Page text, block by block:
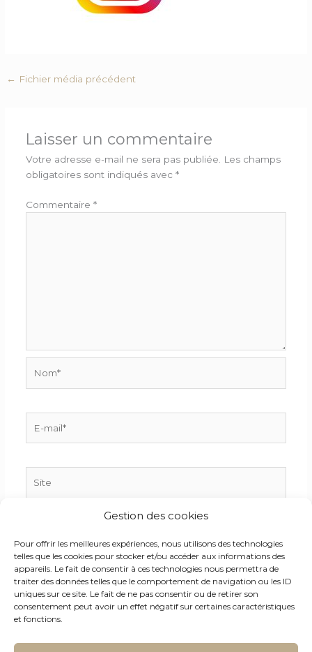
Gestion des cookies
Pour offrir les meilleures expériences, nous utilisons des technologies
telles que les cookies pour stocker et/ou accéder aux informations des
appareils. Le fait de consentir à ces technologies nous permettra de
traiter des données telles que le comportement de navigation ou les ID
uniques sur ce site. Le fait de ne pas consentir ou de retirer son
consentement peut avoir un effet négatif sur certaines caractéristiques
et fonctions.
← Fichier média précédent
Laisser un commentaire
Votre adresse e-mail ne sera pas publiée.
Les champs
obligatoires sont indiqués avec *
Commentaire *
mail*
le navigateur pour mon prochain commentaire.